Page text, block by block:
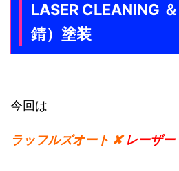
LASER CLEANING
錆）塗装
今回は
ラッフルズオート ✘レーザ